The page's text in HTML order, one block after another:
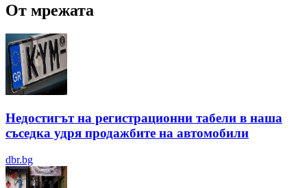
От мрежата
Недостигът на регистрационни табели в наша
съседка удря продажбите на автомобили
dbr.bg